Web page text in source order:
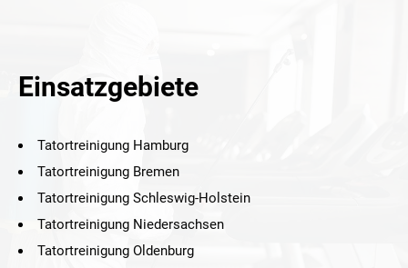
Einsatzgebiete
Tatortreinigung Hamburg
Tatortreinigung Bremen
Tatortreinigung Schleswig-Holstein
Tatortreinigung Niedersachsen
Tatortreinigung Oldenburg